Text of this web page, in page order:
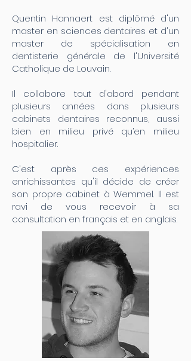
Quentin Hannaert est diplômé d'un
master en sciences dentaires et d'un
master de spécialisation en
dentisterie générale de l'Université
Catholique de Louvain.
Il collabore tout d'abord pendant
plusieurs années dans plusieurs
cabinets dentaires reconnus, aussi
bien en milieu privé qu’en milieu
hospitalier.
C'est après ces expériences
enrichissantes qu'il décide de créer
son propre cabinet à Wemmel. Il est
ravi de vous recevoir à sa
consultation en français et en anglais.